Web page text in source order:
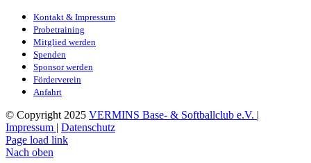
Kontakt & Impressum
Probetraining
Mitglied werden
Spenden
Sponsor werden
Förderverein
Anfahrt
© Copyright 2025 VERMINS Base- & Softballclub e.V.
Impressum
Datenschutz
Page load link
Nach oben